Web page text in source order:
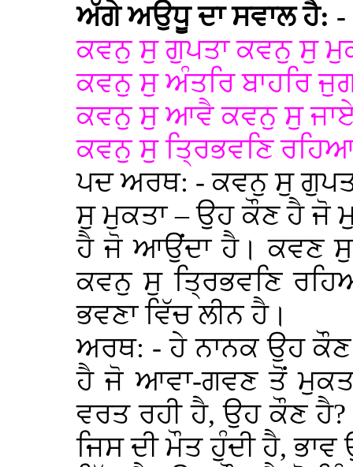
ਅੱਗੇ ਅਉਧੂ ਦਾ ਸਵਾਲ ਹੈ: -
ਕਵਨੁ ਸੁ ਗੁਪਤਾ ਕਵਨੁ ਸੁ
ਕਵਨੁ ਸੁ ਅੰਤਰਿ ਬਾਹਰਿ
ਕਵਨੁ ਸੁ ਆਵੈ ਕਵਨੁ ਸੁ
ਕਵਨੁ ਸੁ ਤ੍ਰਿਭਵਣਿ
ਪਦ ਅਰਥ: - ਕਵਨੁ ਸੁ
ਸੁ ਮੁਕਤਾ – ਉਹ ਕੌਣ ਹੈ
ਹੈ ਜੋ ਆਉਂਦਾ ਹੈ। ਕਵਣ ਸੁ
ਕਵਨੁ ਸੁ ਤ੍ਰਿਭਵਣਿ
ਭਵਣਾ ਵਿੱਚ ਲੀਨ ਹੈ।
ਅਰਥ: - ਹੇ ਨਾਨਕ ਉਹ
ਹੈ ਜੋ ਆਵਾ-ਗਵਣ ਤੋਂ ਮੁਕਤ
ਵਰਤ ਰਹੀ ਹੈ, ਉਹ ਕੌਣ
ਜਿਸ ਦੀ ਮੌਤ ਹੁੰਦੀ ਹੈ,